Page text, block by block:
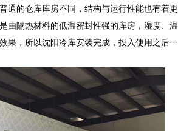
通的仓库库房不同，结构与运行性能也有着更
是由隔热材料的低温密封性强的库房，湿度、温
果，所以沈阳冷库安装完成，投入使用之后一